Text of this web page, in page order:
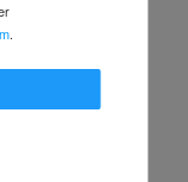
230V
.